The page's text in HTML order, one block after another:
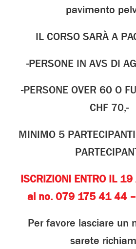
pavimento
IL CORSO SARÀ A
-PERSONE IN AVS DI
-PERSONE OVER 60 O
CHF 70,-
MINIMO 5
ISCRIZIONI ENTRO IL
al no. 079 175 41 44
Per favore lasciare un
sarete